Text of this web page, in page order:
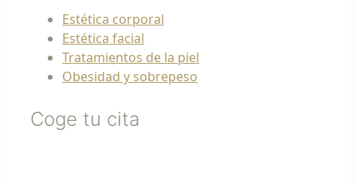
Estética corporal
Estética facial
Tratamientos de la piel
Obesidad y sobrepeso
Coge tu cita